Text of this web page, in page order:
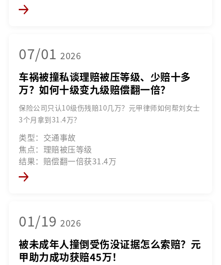
07/01 2026
车祸被撞私谈理赔被压等级、少赔十多
万？如何十级变九级赔偿翻一倍？
保险公司只认10级伤残赔10几万？元甲律师如何帮刘女士
3个月拿到31.4万？
类型：交通事故
焦点：理赔被压等级
结果：赔偿翻一倍获31.4万
01/19 2026
被未成年人撞倒受伤没证据怎么索赔？元
甲助力成功获赔45万！